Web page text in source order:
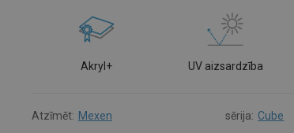
Akryl+ UV aizsardzība
Atzīmēt: Mexen sērija: Cube